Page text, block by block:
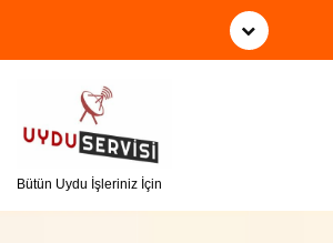
e
Bütün Uydu İşleriniz İçin